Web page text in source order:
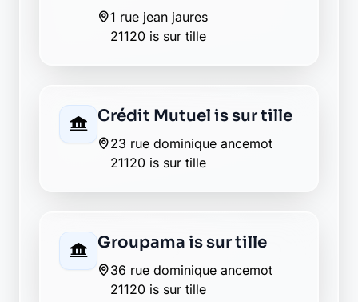
1 rue jean jaures
21120 is sur tille
Crédit Mutuel is sur tille
23 rue dominique ancemot
21120 is sur tille
Groupama is sur tille
36 rue dominique ancemot
21120 is sur tille